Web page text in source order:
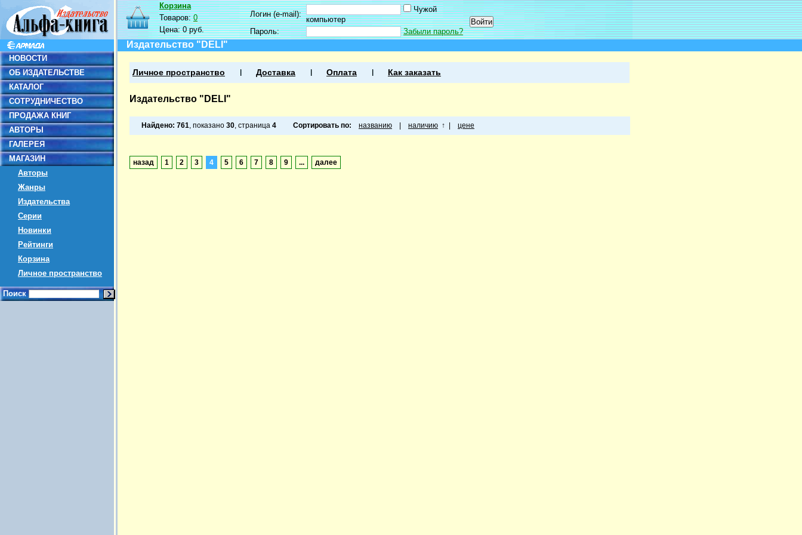
НОВОСТИ
ОБ ИЗДАТЕЛЬСТВЕ
КАТАЛОГ
СОТРУДНИЧЕСТВО
ПРОДАЖА КНИГ
АВТОРЫ
ГАЛЕРЕЯ
МАГАЗИН
Авторы
Жанры
Издательства
Серии
Новинки
Рейтинги
Корзина
Личное пространство
Поиск
Корзина
Товаров:0
Цена:0 руб.
Логин (e-mail):
Чужой
компьютер
Пароль:
Забыли пароль?
Издательство "DELI"
Личное пространство Доставка Оплата Как заказать
Издательство "DELI"
Найдено: 761, показано 30, страница 4 Сортировать по: названию наличию ↑ цене
назад 1 2 3 4 5 6 7 8 9 ... далее